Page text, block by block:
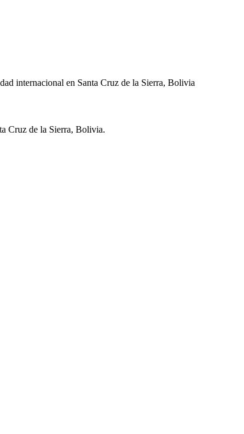
internacional en Santa Cruz de la Sierra, Bolivia
Cruz de la Sierra, Bolivia.